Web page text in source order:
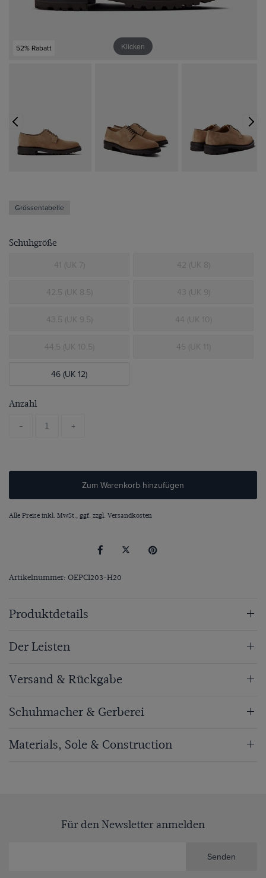
52% Rabatt Klicken
Grössentabelle
Schuhgröße
41 (UK 7) 42 (UK 8)
42.5 (UK 8.5) 43 (UK 9)
43.5 (UK 9.5) 44 (UK 10)
44.5 (UK 10.5) 45 (UK 11)
46 (UK 12)
Anzahl
- +
Zum Warenkorb hinzufügen
Alle Preise inkl. MwSt., ggf. zzgl. Versandkosten
Artikelnummer: OEPCI203-H20
Produktdetails
Der Leisten
Versand & Rückgabe
Schuhmacher & Gerberei
Materials, Sole & Construction
Für den Newsletter anmelden
Senden